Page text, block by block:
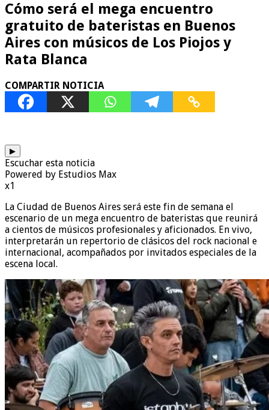
Cómo será el mega encuentro
gratuito de bateristas en Buenos
Aires con músicos de Los Piojos y
Rata Blanca
COMPARTIR NOTICIA
▶
Escuchar esta noticia
Powered by Estudios Max
x1
La Ciudad de Buenos Aires será este fin de semana el
escenario de un mega encuentro de bateristas que reunirá
a cientos de músicos profesionales y aficionados. En vivo,
interpretarán un repertorio de clásicos del rock nacional e
internacional, acompañados por invitados especiales de la
escena local.